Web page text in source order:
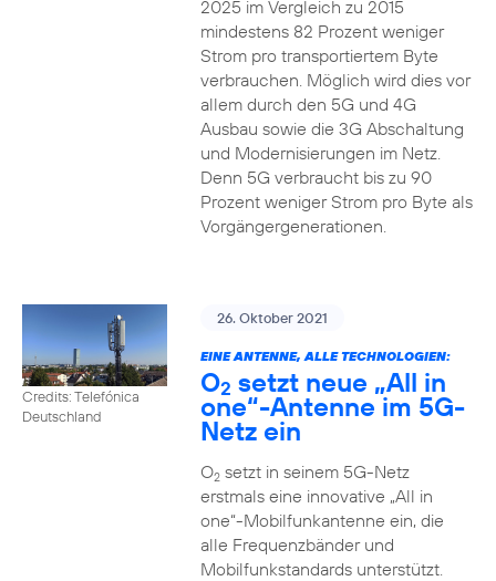
2025 im Vergleich zu 2015
mindestens 82 Prozent weniger
Strom pro transportiertem Byte
verbrauchen. Möglich wird dies vor
allem durch den 5G und 4G
Ausbau sowie die 3G Abschaltung
und Modernisierungen im Netz.
Denn 5G verbraucht bis zu 90
Prozent weniger Strom pro Byte als
Vorgängergenerationen.
Credits: Telefónica
Deutschland
26. Oktober 2021
EINE ANTENNE, ALLE TECHNOLOGIEN:
O2 setzt neue „All in
one“-Antenne im 5G-
Netz ein
O2setzt in seinem 5G-Netz
erstmals eine innovative „All in
one“-Mobilfunkantenne ein, die
alle Frequenzbänder und
Mobilfunkstandards unterstützt.